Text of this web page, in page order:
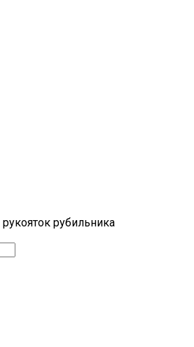
рубильника